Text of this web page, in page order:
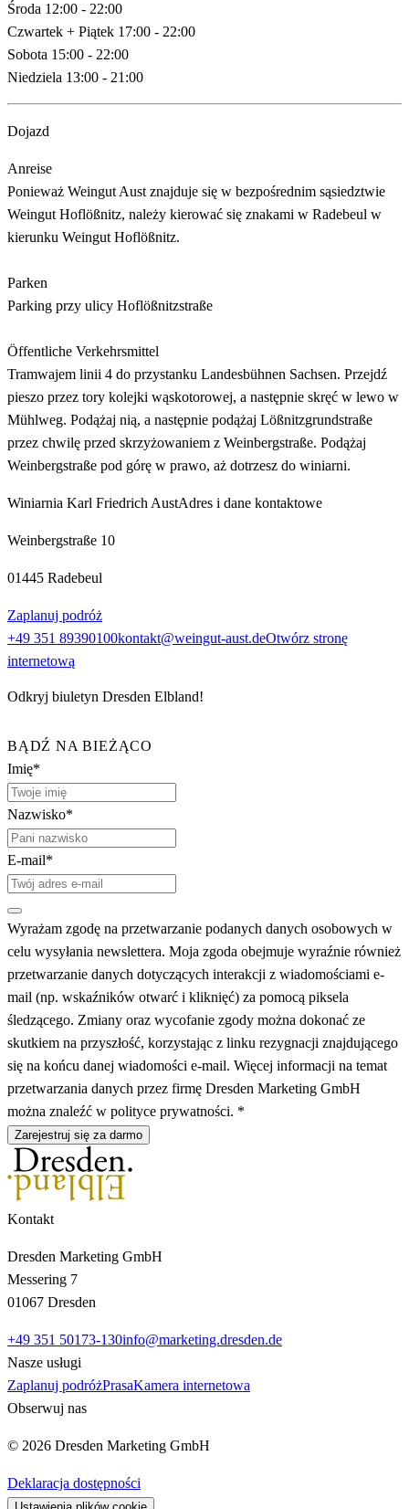
Środa 12:00 - 22:00
Czwartek + Piątek 17:00 - 22:00
Sobota 15:00 - 22:00
Niedziela 13:00 - 21:00
Dojazd
Anreise
Ponieważ Weingut Aust znajduje się w bezpośrednim sąsiedztwie
Weingut Hoflößnitz, należy kierować się znakami w Radebeul w
kierunku Weingut Hoflößnitz.
Parken
Parking przy ulicy Hoflößnitzstraße
Öffentliche Verkehrsmittel
Tramwajem linii 4 do przystanku Landesbühnen Sachsen. Przejdź
pieszo przez tory kolejki wąskotorowej, a następnie skręć w lewo w
Mühlweg. Podążaj nią, a następnie podążaj Lößnitzgrundstraße
przez chwilę przed skrzyżowaniem z Weinbergstraße. Podążaj
Weinbergstraße pod górę w prawo, aż dotrzesz do winiarni.
Winiarnia Karl Friedrich AustAdres i dane kontaktowe
Weinbergstraße 10
01445 Radebeul
Zaplanuj podróż
+49 351 89390100kontakt@weingut-aust.deOtwórz stronę
internetową
Odkryj biuletyn Dresden Elbland!
BĄDŹ NA BIEŻĄCO
Imię*
Nazwisko*
E-mail*
Wyrażam zgodę na przetwarzanie podanych danych osobowych w
celu wysyłania newslettera. Moja zgoda obejmuje wyraźnie również
przetwarzanie danych dotyczących interakcji z wiadomościami e-
mail (np. wskaźników otwarć i kliknięć) za pomocą piksela
śledzącego. Zmiany oraz wycofanie zgody można dokonać ze
skutkiem na przyszłość, korzystając z linku rezygnacji znajdującego
się na końcu danej wiadomości e-mail. Więcej informacji na temat
przetwarzania danych przez firmę Dresden Marketing GmbH
można znaleźć w polityce prywatności. *
Zarejestruj się za darmo
Kontakt
Dresden Marketing GmbH
Messering 7
01067 Dresden
+49 351 50173-130info@marketing.dresden.de
Nasze usługi
Zaplanuj podróżPrasaKamera internetowa
Obserwuj nas
© 2026 Dresden Marketing GmbH
Deklaracja dostępności